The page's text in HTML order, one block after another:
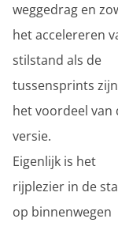
weggedrag en
het accelereren
stilstand als de
tussensprints
het voordeel van
versie.
Eigenlijk is het
rijplezier in de
op binnenwegen